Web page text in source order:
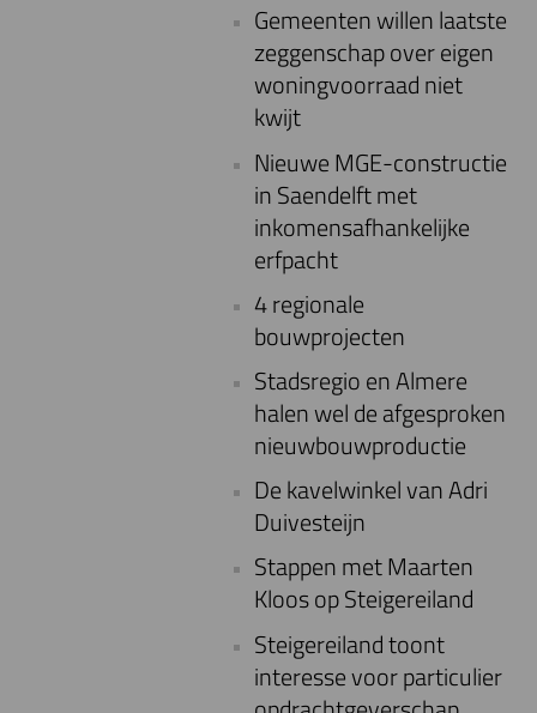
Gemeenten willen laatste
zeggenschap over eigen
woningvoorraad niet
kwijt
Nieuwe MGE-constructie
in Saendelft met
inkomensafhankelijke
erfpacht
4 regionale
bouwprojecten
Stadsregio en Almere
halen wel de afgesproken
nieuwbouwproductie
De kavelwinkel van Adri
Duivesteijn
Stappen met Maarten
Kloos op Steigereiland
Steigereiland toont
interesse voor particulier